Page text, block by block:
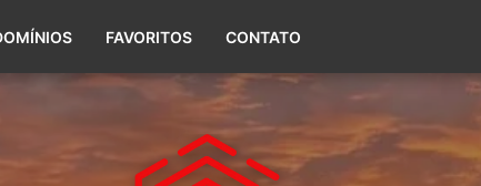
(51) 99656-5588
FAVORITOS CONTATO